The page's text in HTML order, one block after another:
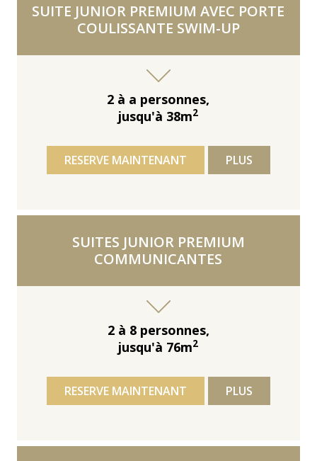
SUITE JUNIOR PREMIUM AVEC PORTE
COULISSANTE SWIM-UP
2 à a personnes,
jusqu'à 38m2
RESERVE MAINTENANT PLUS
SUITES JUNIOR PREMIUM
COMMUNICANTES
2 à 8 personnes,
jusqu'à 76m2
RESERVE MAINTENANT PLUS